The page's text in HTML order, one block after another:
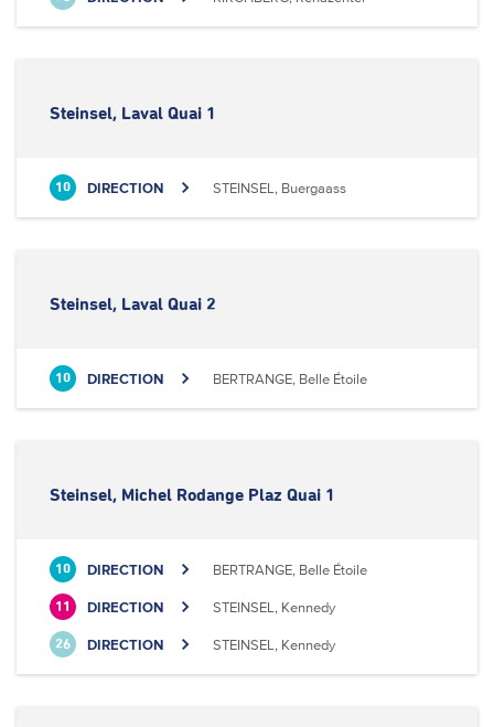
Steinsel, Laval Quai 1
10 DIRECTION STEINSEL, Buergaass
Steinsel, Laval Quai 2
10 DIRECTION BERTRANGE, Belle Étoile
Steinsel, Michel Rodange Plaz Quai 1
10 DIRECTION BERTRANGE, Belle Étoile
11 DIRECTION STEINSEL, Kennedy
26 DIRECTION STEINSEL, Kennedy